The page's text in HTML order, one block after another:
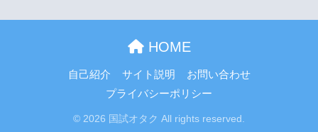
HOME
自己紹介 サイト説明
お問い合わせ
プライバシーポリシー
© 2026 国試オタク All rights reserved.